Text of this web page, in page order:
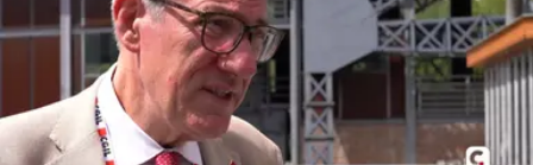
Abruzzo-
Molise
Alto